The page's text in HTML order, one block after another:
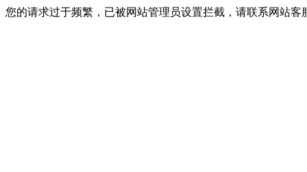
您的请求过于频繁，已被网站管理员设置拦截，请联系网站客